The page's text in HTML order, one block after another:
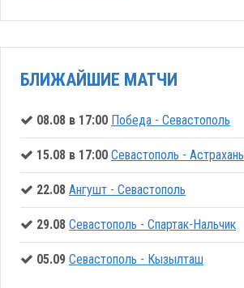
БЛИЖАЙШИЕ МАТЧИ
08.08 в 17:00 Победа - Севастополь
15.08 в 17:00 Севастополь - Астрахань
22.08 Ангушт - Севастополь
29.08 Севастополь - Спартак-Нальчик
05.09 Севастополь - Кызылташ